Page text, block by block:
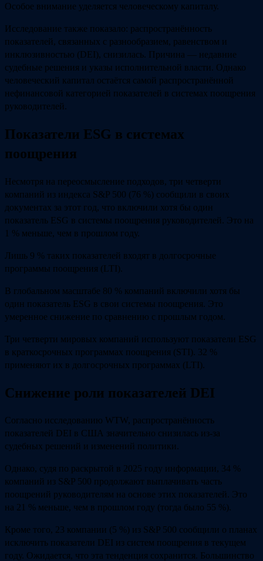
Особое внимание уделяется человеческому капиталу.
Исследование также показало: распространённость
показателей, связанных с разнообразием, равенством и
инклюзивностью (DEI), снизилась. Причина — недавние
судебные решения и указы исполнительной власти. Однако
человеческий капитал остаётся самой распространённой
нефинансовой категорией показателей в системах поощрения
руководителей.
Показатели ESG в системах
поощрения
Несмотря на переосмысление подходов, три четверти
компаний из индекса S&P 500 (76 %) сообщили в своих
документах за этот год, что включили хотя бы один
показатель ESG в системы поощрения руководителей. Это на
1 % меньше, чем в прошлом году.
Лишь 9 % таких показателей входят в долгосрочные
программы поощрения (LTI).
В глобальном масштабе 80 % компаний включили хотя бы
один показатель ESG в свои системы поощрения. Это
умеренное снижение по сравнению с прошлым годом.
Три четверти мировых компаний используют показатели ESG
в краткосрочных программах поощрения (STI). 32 %
применяют их в долгосрочных программах (LTI).
Снижение роли показателей DEI
Согласно исследованию WTW, распространённость
показателей DEI в США значительно снизилась из‑за
судебных решений и изменений политики.
Однако, судя по раскрытой в 2025 году информации, 34 %
компаний из S&P 500 продолжают выплачивать часть
поощрений руководителям на основе этих показателей. Это
на 21 % меньше, чем в прошлом году (тогда было 55 %).
Кроме того, 23 компании (5 %) из S&P 500 сообщили о планах
исключить показатели DEI из систем поощрения в текущем
году. Ожидается, что эта тенденция сохранится. Большинство